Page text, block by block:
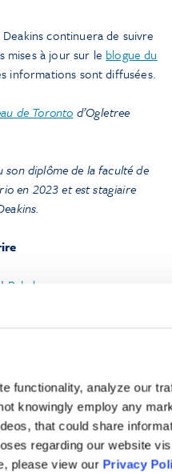
functionality, analyze our
knowingly employ any
that could share
regarding our website
please view our Privacy
Deakins continuera de suivre
mises à jour sur le blogue du
informations sont diffusées.
de Toronto d’Ogletree
diplôme de la faculté de
en 2023 et est stagiaire
| Balados
loin